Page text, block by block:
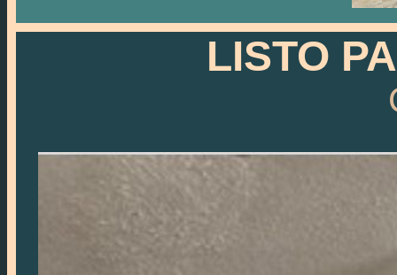
LISTO